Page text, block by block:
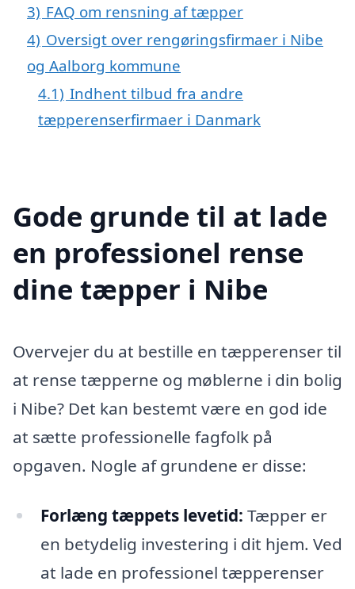
3) FAQ om rensning af tæpper
4) Oversigt over rengøringsfirmaer i Nibe
og Aalborg kommune
4.1) Indhent tilbud fra andre
tæpperenserfirmaer i Danmark
Gode grunde til at lade
en professionel rense
dine tæpper i Nibe
Overvejer du at bestille en tæpperenser til
at rense tæpperne og møblerne i din bolig
i Nibe? Det kan bestemt være en god ide
at sætte professionelle fagfolk på
opgaven. Nogle af grundene er disse:
Forlæng tæppets levetid: Tæpper er
en betydelig investering i dit hjem. Ved
at lade en professionel tæpperenser